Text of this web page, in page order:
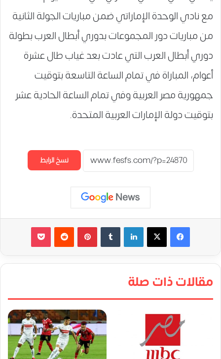
مع نادي الوحدة الإماراتي ضمن مباريات الجولة الثانية
من مباريات دور المجموعات بدوري أبطال العرب بطولة
دوري أبطال العرب التي عادت بعد غياب طال عشرة
أعوام، المباراة في تمام الساعة التاسعة بتوقيت
جمهورية مصر العربية وفي تمام الساعة الحادية عشر
بتوقيت دولة الإمارات العربية المتحدة.
نسخ الرابط
لينكدإن بينتيريست
مقالات ذات صلة